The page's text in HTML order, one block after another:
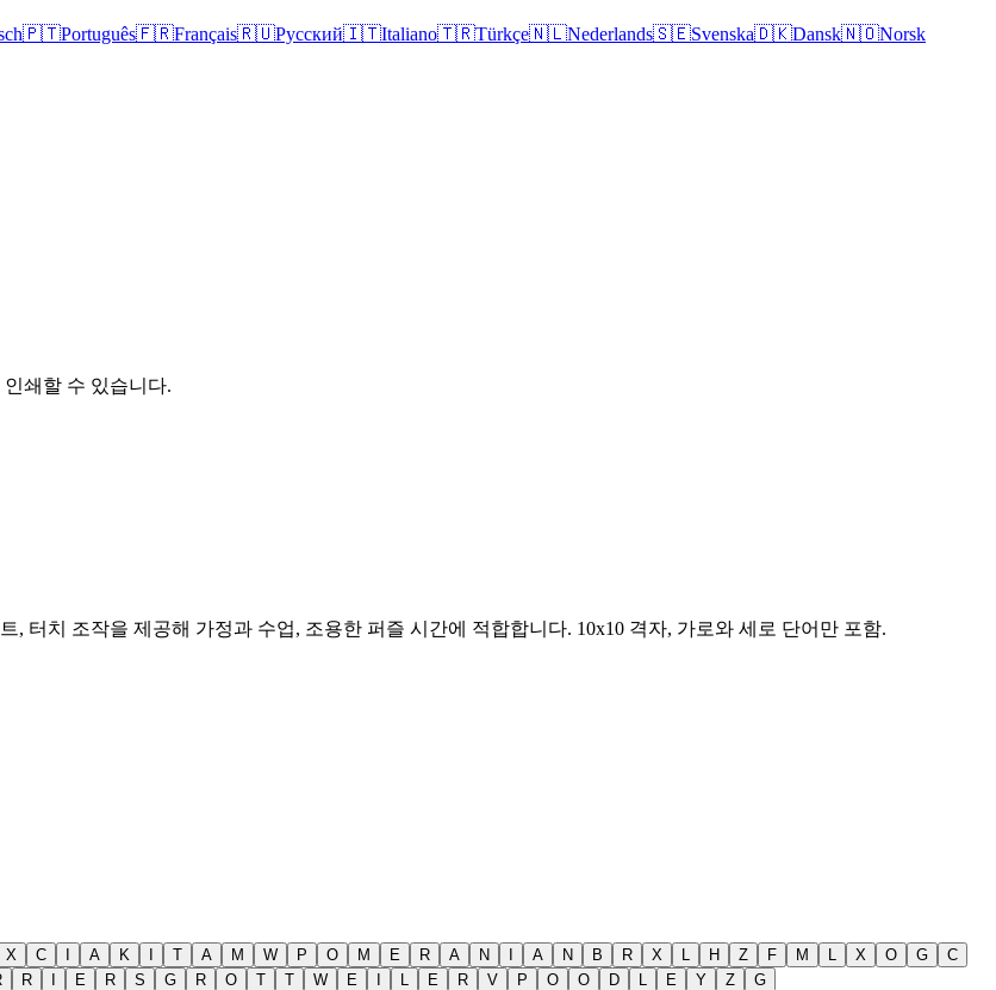
🇵🇹Português🇫🇷Français🇷🇺Русский🇮🇹Italiano🇹🇷Türkçe🇳🇱Nederlands🇸🇪Svenska🇩🇰Dansk🇳🇴Norsk
쇄할 수 있습니다.
, 터치 조작을 제공해 가정과 수업, 조용한 퍼즐 시간에 적합합니다. 10x10 격자, 가로와 세로 단어만 포함.
X C I A K I T A M W P O M E R A N I A N B R X L H Z F M L X O G
C
R I E R S G R O T T W E I L E R V P O O D L E Y Z G